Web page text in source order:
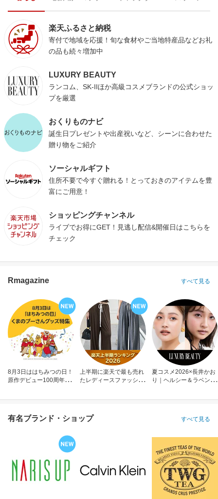
楽天ふるさと納税
寄付で地域を応援！旬な食材やご当地特産品などお礼
の品も続々増加中
LUXURY BEAUTY
ランコム、SK-IIほか高級コスメブランドの公式ショッ
プを厳選
おくりものナビ
誕生日プレゼントや出産祝いなど、シーンに合わせた
贈り物をご紹介
ソーシャルギフト
住所不要で今すぐ贈れる！とっておきのアイテムを豊
富にご用意！
ショッピングチャンネル
ライブでお得にGET！見逃し配信&開催日はこちらを
チェック
Rmagazine すべて見る
8月3日ははちみつの日！
原作デビュー100周年も
上半期に楽天で最も売れ
たレディースファッショ
夏コスメ2026×長井かお
り｜ヘルシー＆ラベンダ
有名ブランド・ショップ すべて見る